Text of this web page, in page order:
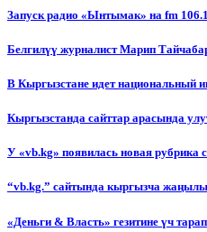
Запуск радио «Ынтымак» на fm
Белгилүү журналист Марип
В Кыргызстане идет национальный
Кыргызстанда сайттар арасында
У «vb.kg» появилась новая рубрика
“vb.kg.” сайтында кыргызча
«Деньги & Власть» гезитине үч